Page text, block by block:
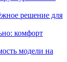
решение для
комфорт
модели на